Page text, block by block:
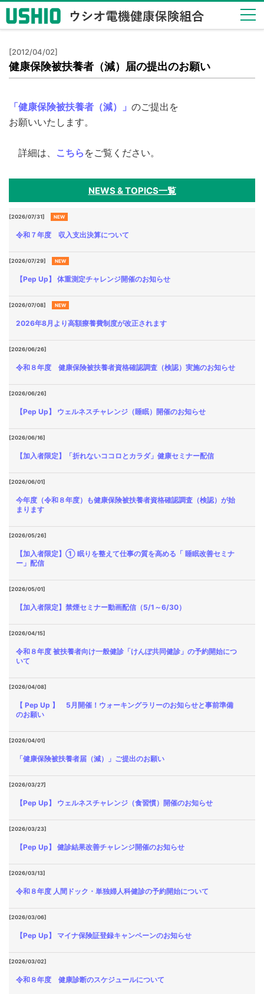
健保
のし
くみ
System
の給
付
Benefits
事業
Health
手続
Procedure
申請
書一
覧
Form
ある
[2012/04/02]
健康保険被扶養者（減）届の提出のお願い
「健康保険被扶養者（減）」 のご提出を
お願いいたします。
詳細は、 こちら をご覧ください。
NEWS & TOPICS一覧
[2026/07/31] NEW
令和７年度 収入支出決算について
[2026/07/29] NEW
【Pep Up】 体重測定チャレンジ開催のお知らせ
[2026/07/08] NEW
2026年8月より高額療養費制度が改正されます
[2026/06/26]
令和８年度 健康保険被扶養者資格確認調査（検認）実施のお知らせ
[2026/06/26]
【Pep Up】 ウェルネスチャレンジ（睡眠）開催のお知らせ
[2026/06/16]
【加入者限定】「折れないココロとカラダ」健康セミナー配信
[2026/06/01]
今年度（令和８年度）も健康保険被扶養者資格確認調査（検認）が始
まります
[2026/05/26]
【加入者限定】① 眠りを整えて仕事の質を高める「 睡眠改善セミナ
ー」配信
[2026/05/01]
【加入者限定】禁煙セミナー動画配信（5/1～6/30）
[2026/04/15]
令和８年度 被扶養者向け一般健診「けんぽ共同健診」の予約開始につ
いて
[2026/04/08]
【 Pep Up 】 5月開催！ウォーキングラリーのお知らせと事前準備
のお願い
[2026/04/01]
「健康保険被扶養者届（減）」ご提出のお願い
[2026/03/27]
【Pep Up】 ウェルネスチャレンジ（食習慣）開催のお知らせ
[2026/03/23]
【Pep Up】 健診結果改善チャレンジ開催のお知らせ
[2026/03/13]
令和８年度 人間ドック・単独婦人科健診の予約開始について
[2026/03/06]
【Pep Up】 マイナ保険証登録キャンペーンのお知らせ
[2026/03/02]
令和８年度 健康診断のスケジュールについて